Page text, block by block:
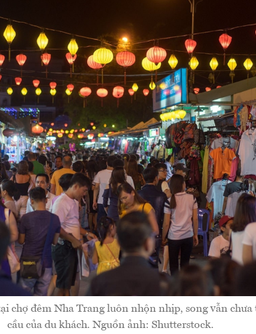
chợ đêm Nha Trang luôn nhộn nhịp, song vẫn chưa
cầu của du khách. Nguồn ảnh: Shutterstock.